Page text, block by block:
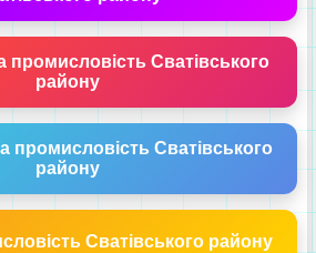
промисловість Сватівського
району
промисловість Сватівського
району
Сватівського району